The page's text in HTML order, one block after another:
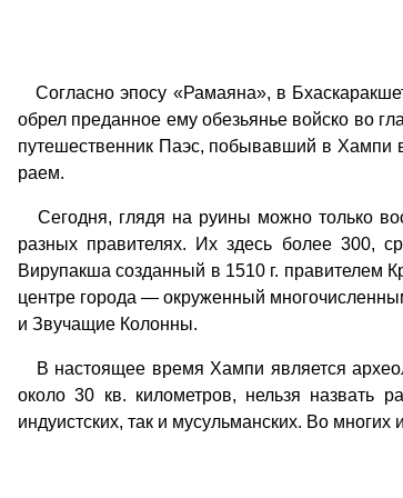
Согласно эпосу «Рамаяна», в
обрел преданное ему обезьянье войско во
путешественник Паэс, побывавший в Хампи
раем.
Сегодня, глядя на руины можно только
разных правителях. Их здесь более 300,
Вирупакша созданный в 1510 г. правителем
центре города — окруженный
и Звучащие Колонны.
В настоящее время Хампи является
около 30 кв. километров, нельзя назвать
индуистских, так и мусульманских. Во